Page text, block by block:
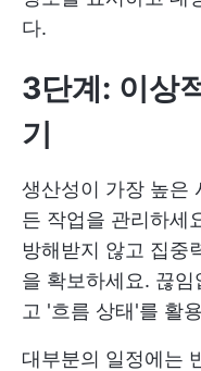
다.
3단계: 이상
기
생산성이 가장 높은
든 작업을 관리하세
방해받지 않고 집중
을 확보하세요. 끊
고 '흐름 상태'를 활
대부분의 일정에는